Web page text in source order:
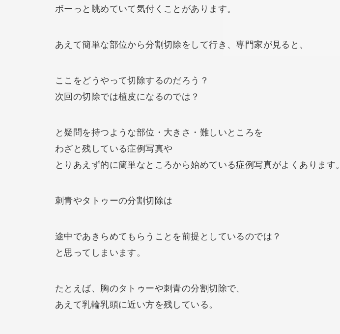
ボーっと眺めていて気付くことがあります。
あえて簡単な部位から分割切除をして行き、専門家が見ると、
ここをどうやって切除するのだろう？
次回の切除では植皮になるのでは？
と疑問を持つような部位・大きさ・難しいところを
わざと残している症例写真や
とりあえず的に簡単なところから始めている症例写真がよくあります。
刺青やタトゥーの分割切除は
途中であきらめてもらうことを前提としているのでは？
と思ってしまいます。
たとえば、胸のタトゥーや刺青の分割切除で、
あえて乳輪乳頭に近い方を残している。